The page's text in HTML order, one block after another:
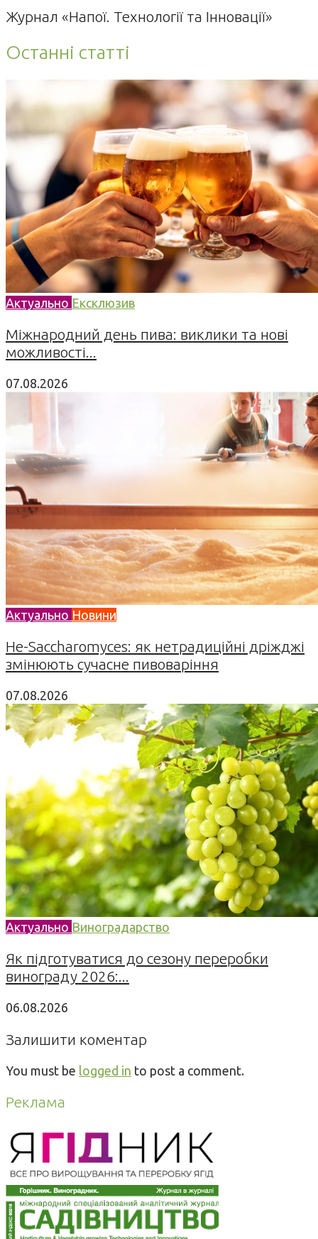
Журнал «Напої. Технології та Інновації»
Останні статті
Актуально Ексклюзив
Міжнародний день пива: виклики та нові
можливості...
07.08.2026
Актуально Новини
Не-Saccharomyces: як нетрадиційні дріжджі
змінюють сучасне пивоваріння
07.08.2026
Актуально Виноградарство
Як підготуватися до сезону переробки
винограду 2026:...
06.08.2026
Залишити коментар
You must be logged in to post a comment.
Реклама